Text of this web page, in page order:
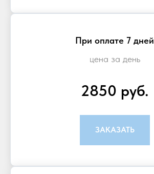
При оплате 7 дней
цена за день
2850 руб.
ЗАКАЗАТЬ